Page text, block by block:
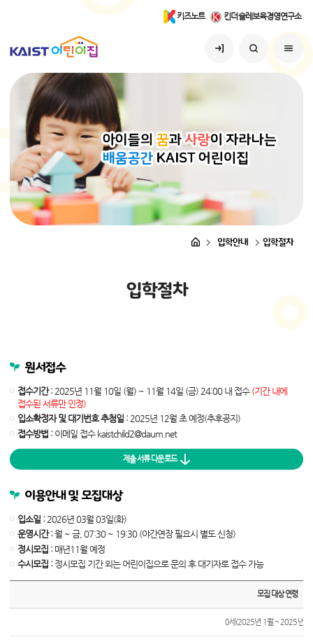
키즈노트 킨더슐레보육경영연구소
입학안내 입학절차
입학절차
원서접수
접수기간 : 2025년 11월 10일 (월) ~ 11월 14일 (금) 24:00 내 접수 (기간 내에
접수된 서류만 인정)
입소확정자 및 대기번호 추첨일 : 2025년 12월 초 예정(추후공지)
접수방법 : 이메일 접수 kaistchild2@daum.net
제출 서류 다운로드
이용안내 및 모집대상
입소일 : 2026년 03월 03일(화)
운영시간 :월 ~ 금, 07:30 ~ 19:30 (야간연장 필요시 별도 신청)
정시모집 : 매년11월 예정
수시모집 : 정시모집 기간 외는 어린이집으로 문의 후 대기자로 접수 가능
모집 대상 연령
0세(2025년 1월 ~ 2025년